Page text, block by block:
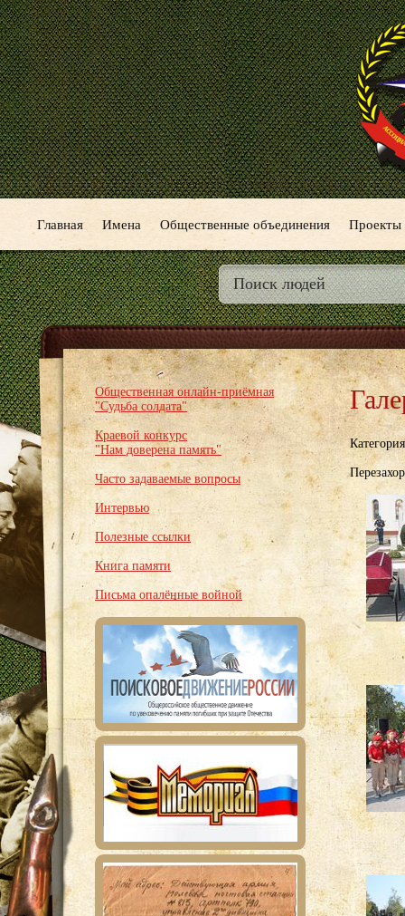
Главная Имена Общественные объединения Проекты
Общественная онлайн-приёмная
"Судьба солдата"
Краевой конкурс
"Нам доверена память"
Часто задаваемые вопросы
Интервью
Полезные ссылки
Книга памяти
Письма опалённые войной